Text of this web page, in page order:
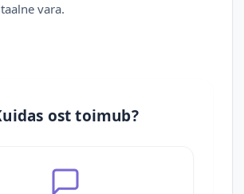
vara.
ost toimub?